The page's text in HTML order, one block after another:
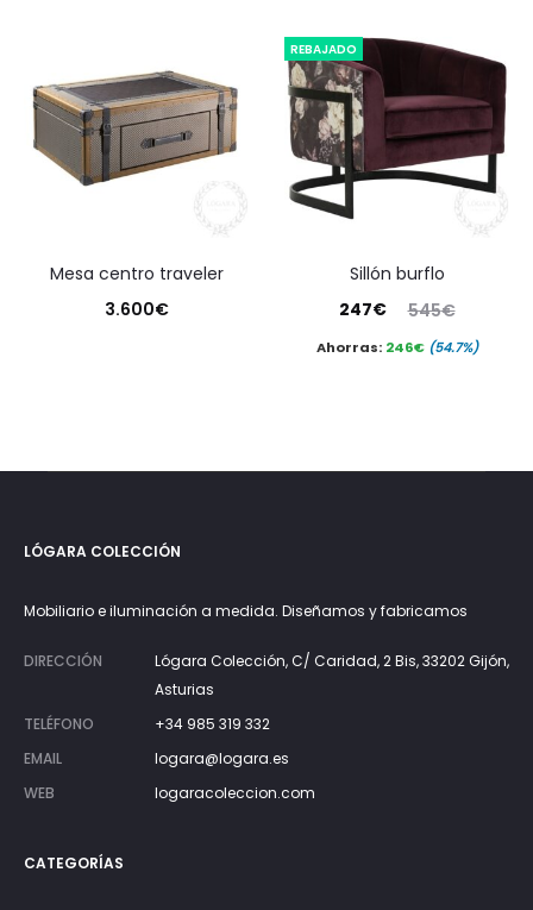
desde
850€
hasta
1.550€
mesa centro traveler
3.600€
REBAJADO
sillón burflo
545€
El
precio
247€
precioAhorras: 246€ (54.7%)
LÓGARA COLECCIÓN
Mobiliario e iluminación a medida. Diseñamos y fabricamos
DIRECCIÓN
Lógara Colección, C/ Caridad, 2 Bis, 33202 Gijón,
Asturias
TELÉFONO
+34 985 319 332
EMAIL
logara@logara.es
WEB
logaracoleccion.com
CATEGORÍAS